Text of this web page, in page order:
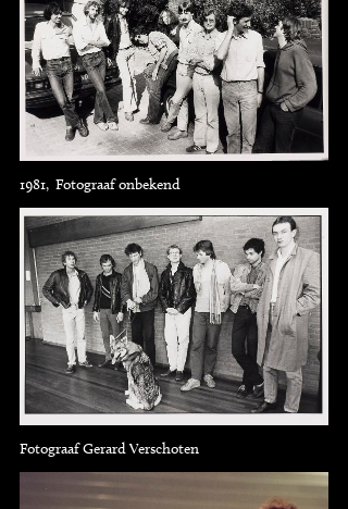
1981, Fotograaf onbekend
Fotograaf Gerard Verschoten